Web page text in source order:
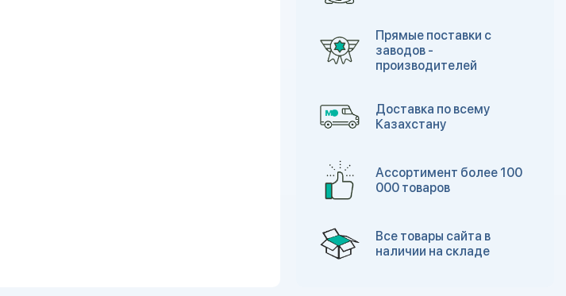
Прямые поставки с
заводов -
производителей
Доставка по всему
Казахстану
Ассортимент более 100
000 товаров
Все товары сайта в
наличии на складе